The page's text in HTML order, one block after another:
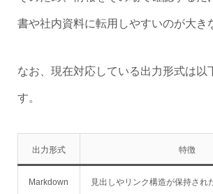
書や社内資料に転用しやすいのが大き
なお、現在対応している出力形式は以
す。
出力形式 特徴
Markdown
見出しやリンク構造が保持され